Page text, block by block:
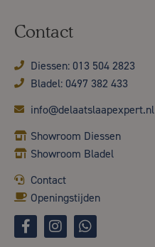
Contact
Diessen: 013 504 2823
Bladel: 0497 382 433
info@delaatslaapexpert.nl
Showroom Diessen
Showroom Bladel
Contact
Openingstijden